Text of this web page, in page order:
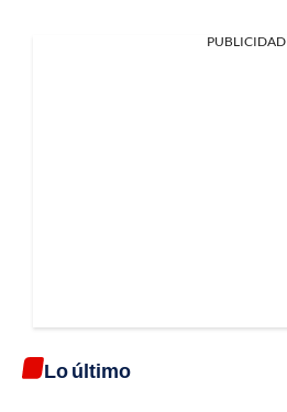
PUBLICIDAD
Lo último